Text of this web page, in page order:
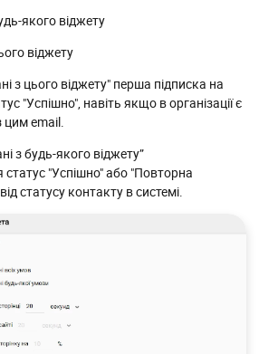
якого віджету
віджету
з цього віджету" перша підписка на
"Успішно", навіть якщо в організації є
цим email.
з будь-якого віджету”
"Успішно" або "Повторна
статусу контакту в системі.